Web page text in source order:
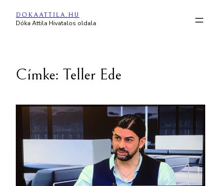
Ugrás
DOKAATTILA.HU
Dóka Attila Hivatalos oldala
Címke: Teller Ede